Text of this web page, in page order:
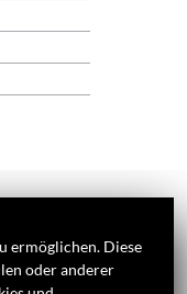
ermöglichen. Diese
oder anderer